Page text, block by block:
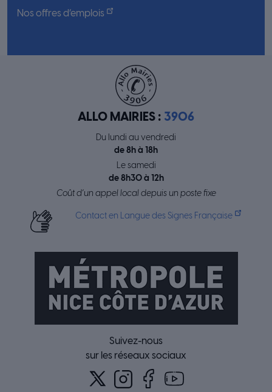
Nos offres d’emplois
ALLO MAIRIES : 3906
Du lundi au vendredi
de 8h à 18h
Le samedi
de 8h30 à 12h
Coût d’un appel local depuis un poste fixe
Contact en Langue des Signes Française
Suivez-nous
sur les réseaux sociaux